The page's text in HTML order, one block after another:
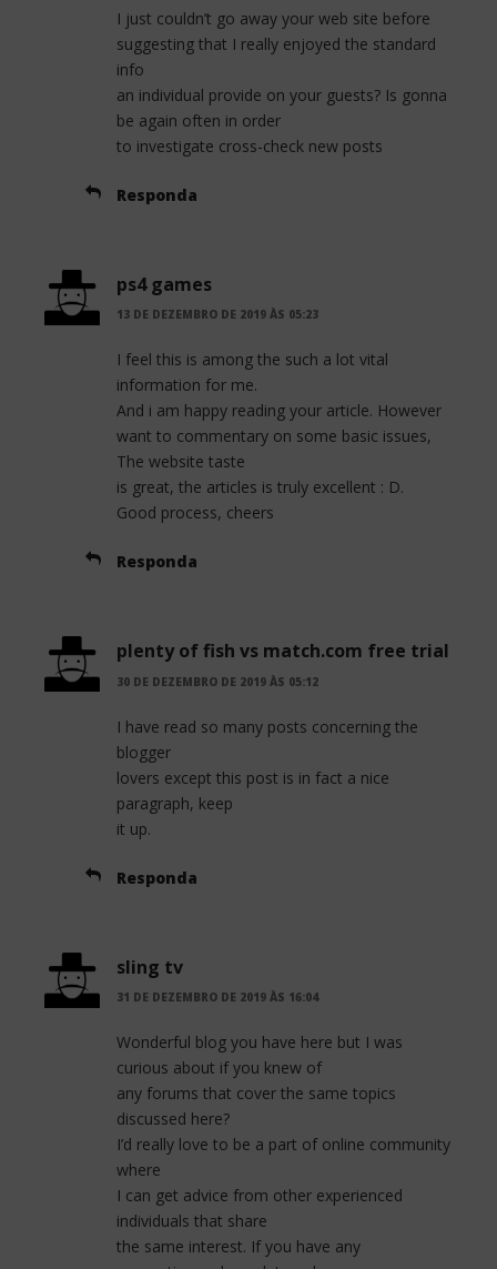
I just couldn’t go away your web site before
suggesting that I really enjoyed the standard
info
an individual provide on your guests? Is gonna
be again often in order
to investigate cross-check new posts
Responda
ps4 games
13 DE DEZEMBRO DE 2019 ÀS 05:23
I feel this is among the such a lot vital
information for me.
And i am happy reading your article. However
want to commentary on some basic issues,
The website taste
is great, the articles is truly excellent : D.
Good process, cheers
Responda
plenty of fish vs match.com free trial
30 DE DEZEMBRO DE 2019 ÀS 05:12
I have read so many posts concerning the
blogger
lovers except this post is in fact a nice
paragraph, keep
it up.
Responda
sling tv
31 DE DEZEMBRO DE 2019 ÀS 16:04
Wonderful blog you have here but I was
curious about if you knew of
any forums that cover the same topics
discussed here?
I’d really love to be a part of online community
where
I can get advice from other experienced
individuals that share
the same interest. If you have any